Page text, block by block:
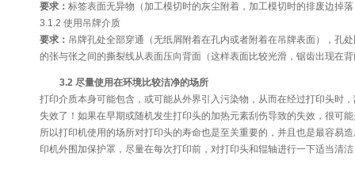
要求： 标签表面无异物（加工模切时的灰尘附着，加工模切时的排废边掉
3.1.2 使用吊牌介质
要求： 吊牌孔处全部穿通（无纸屑附着在孔内或者附着在吊牌表面），孔
的张与张之间的撕裂线从表面压向背面（这样表面比较光滑，锯齿出现在
3.2 尽量使用在环境比较洁净的场所
打印介质本身可能包含，或可能从外界引入污染物，从而在经过打印头时
失效了！如果在早期或随机发生打印头的加热元素刮伤导致的失效，很可
所以打印机使用的场所对打印头的寿命也是至关重要的，并且也是最容易
印机外围加保护罩，尽量在每次打印前，对打印头和辊轴进行一下适当清